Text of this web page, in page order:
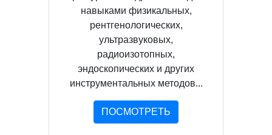
навыками физикальных,
рентгенологических,
ультразвуковых,
радиоизотопных,
эндоскопических и других
инструментальных методов...
ПОСМОТРЕТЬ